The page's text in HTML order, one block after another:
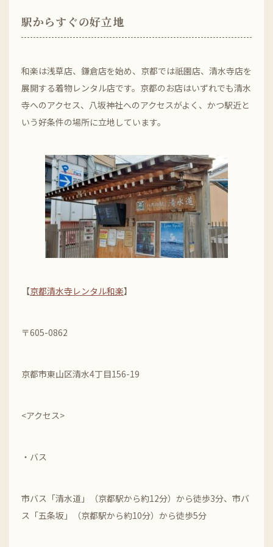
駅からすぐの好立地
和楽は浅草店、鎌倉店を始め、京都では祇園店、清水寺店を
展開する着物レンタル店です。京都のお店はいずれでも清水
寺へのアクセス、八坂神社へのアクセスがよく、かつ駅近と
いう好条件の場所に立地しています。
【京都清水寺レンタル和楽】
〒605-0862
京都市東山区清水4丁目156-19
<アクセス>
・バス
市バス「清水道」（京都駅から約12分）から徒歩3分、市バ
ス「五条坂」（京都駅から約10分）から徒歩5分